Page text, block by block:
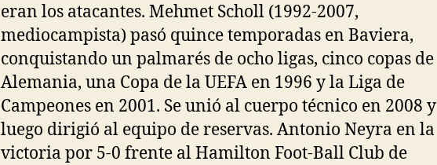
eran los atacantes. Mehmet Scholl (1992-2007,
mediocampista) pasó quince temporadas en Baviera,
conquistando un palmarés de ocho ligas, cinco copas de
Alemania, una Copa de la UEFA en 1996 y la Liga de
Campeones en 2001. Se unió al cuerpo técnico en 2008 y
luego dirigió al equipo de reservas. Antonio Neyra en la
victoria por 5-0 frente al Hamilton Foot-Ball Club de